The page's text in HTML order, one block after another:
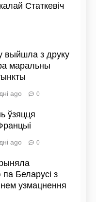
Статкевіч
выйшла з друку
маральны
ago 0
ўзяцця
ago 0
Беларусі з
узмацнення